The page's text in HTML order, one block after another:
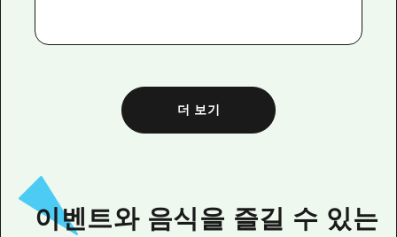
더 보기
이벤트와 음식을 즐길 수 있는